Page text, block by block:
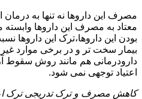
مصرف این داروها نه تنها به درمان
معتاد به مصرف این داروها وابسته
بودن این داروها،ترک این
بیمار سخت تر و در برخی موارد
دارودرمانی هم مانند روش سقوط
اعتیاد توجهی نمی شود.
کاهش مصرف و ترک تدریجی ترک